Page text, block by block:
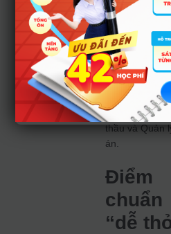
một ngôi
tín. Các ngành
thuộc nhóm
gồm: Kinh tế
tế, Kinh tế
nhân lực,
kinh doanh và
chương trình
thầu và Quản
án.
Điểm
chuẩn
“dễ